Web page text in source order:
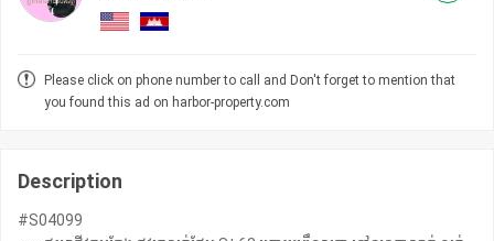
Please click on phone number to call and Don't forget to mention that
you found this ad on harbor-property.com
Description
#S04099